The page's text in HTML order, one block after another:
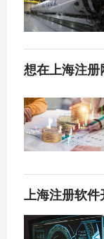
想在上海注册
上海注册软